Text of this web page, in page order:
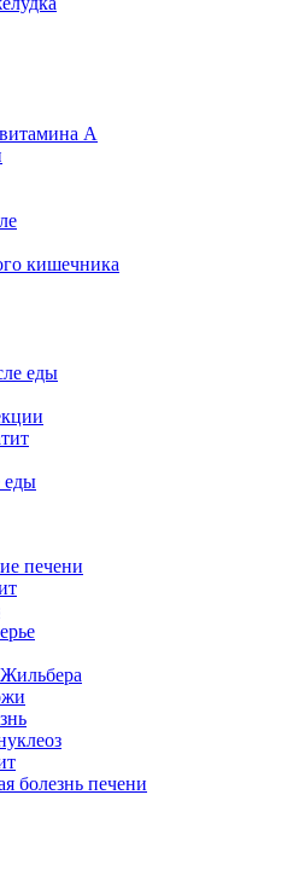
А
кишечника
еды
еды
печени
Жильбера
болезнь печени